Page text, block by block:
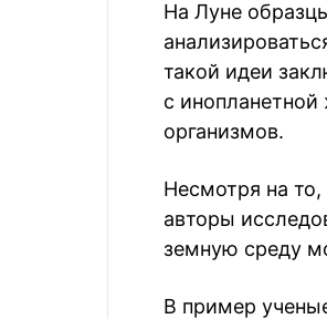
На Луне
такой идеи
с
организмов.
Несмотря на
авторы
земную среду
В пример